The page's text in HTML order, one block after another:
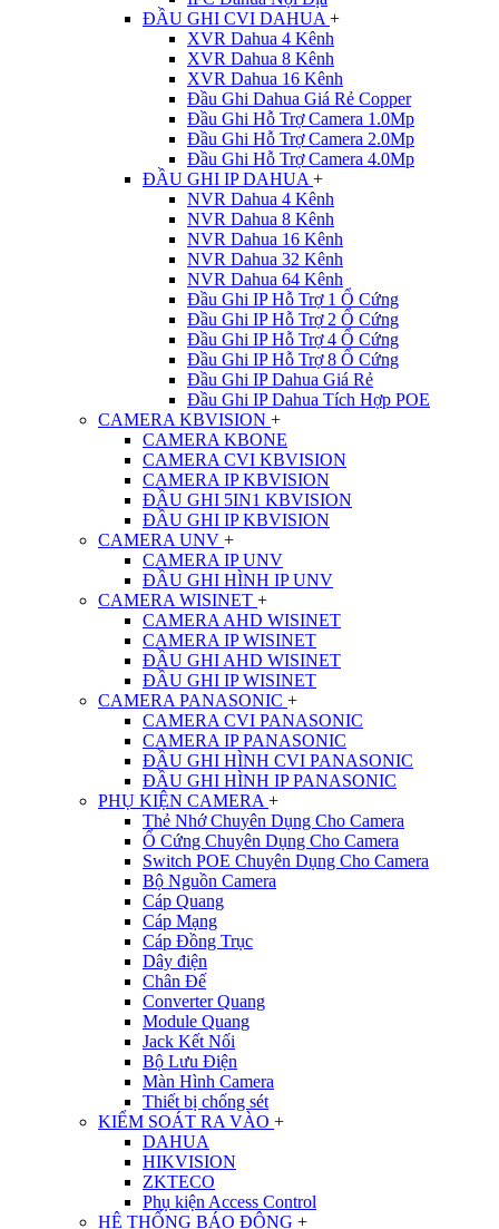
ĐẦU GHI CVI DAHUA +
XVR Dahua 4 Kênh
XVR Dahua 8 Kênh
XVR Dahua 16 Kênh
Đầu Ghi Dahua Giá Rẻ Copper
Đầu Ghi Hỗ Trợ Camera 1.0Mp
Đầu Ghi Hỗ Trợ Camera 2.0Mp
Đầu Ghi Hỗ Trợ Camera 4.0Mp
ĐẦU GHI IP DAHUA +
NVR Dahua 4 Kênh
NVR Dahua 8 Kênh
NVR Dahua 16 Kênh
NVR Dahua 32 Kênh
NVR Dahua 64 Kênh
Đầu Ghi IP Hỗ Trợ 1 Ổ Cứng
Đầu Ghi IP Hỗ Trợ 2 Ổ Cứng
Đầu Ghi IP Hỗ Trợ 4 Ổ Cứng
Đầu Ghi IP Hỗ Trợ 8 Ổ Cứng
Đầu Ghi IP Dahua Giá Rẻ
Đầu Ghi IP Dahua Tích Hợp POE
CAMERA KBVISION +
CAMERA KBONE
CAMERA CVI KBVISION
CAMERA IP KBVISION
ĐẦU GHI 5IN1 KBVISION
ĐẦU GHI IP KBVISION
CAMERA UNV +
CAMERA IP UNV
ĐẦU GHI HÌNH IP UNV
CAMERA WISINET +
CAMERA AHD WISINET
CAMERA IP WISINET
ĐẦU GHI AHD WISINET
ĐẦU GHI IP WISINET
CAMERA PANASONIC +
CAMERA CVI PANASONIC
CAMERA IP PANASONIC
ĐẦU GHI HÌNH CVI PANASONIC
ĐẦU GHI HÌNH IP PANASONIC
PHỤ KIỆN CAMERA +
Thẻ Nhớ Chuyên Dụng Cho Camera
Ổ Cứng Chuyên Dụng Cho Camera
Switch POE Chuyên Dụng Cho Camera
Bộ Nguồn Camera
Cáp Quang
Cáp Mạng
Cáp Đồng Trục
Dây điện
Chân Đế
Converter Quang
Module Quang
Jack Kết Nối
Bộ Lưu Điện
Màn Hình Camera
Thiết bị chống sét
KIỂM SOÁT RA VÀO +
DAHUA
HIKVISION
ZKTECO
Phụ kiện Access Control
HỆ THỐNG BÁO ĐỘNG +